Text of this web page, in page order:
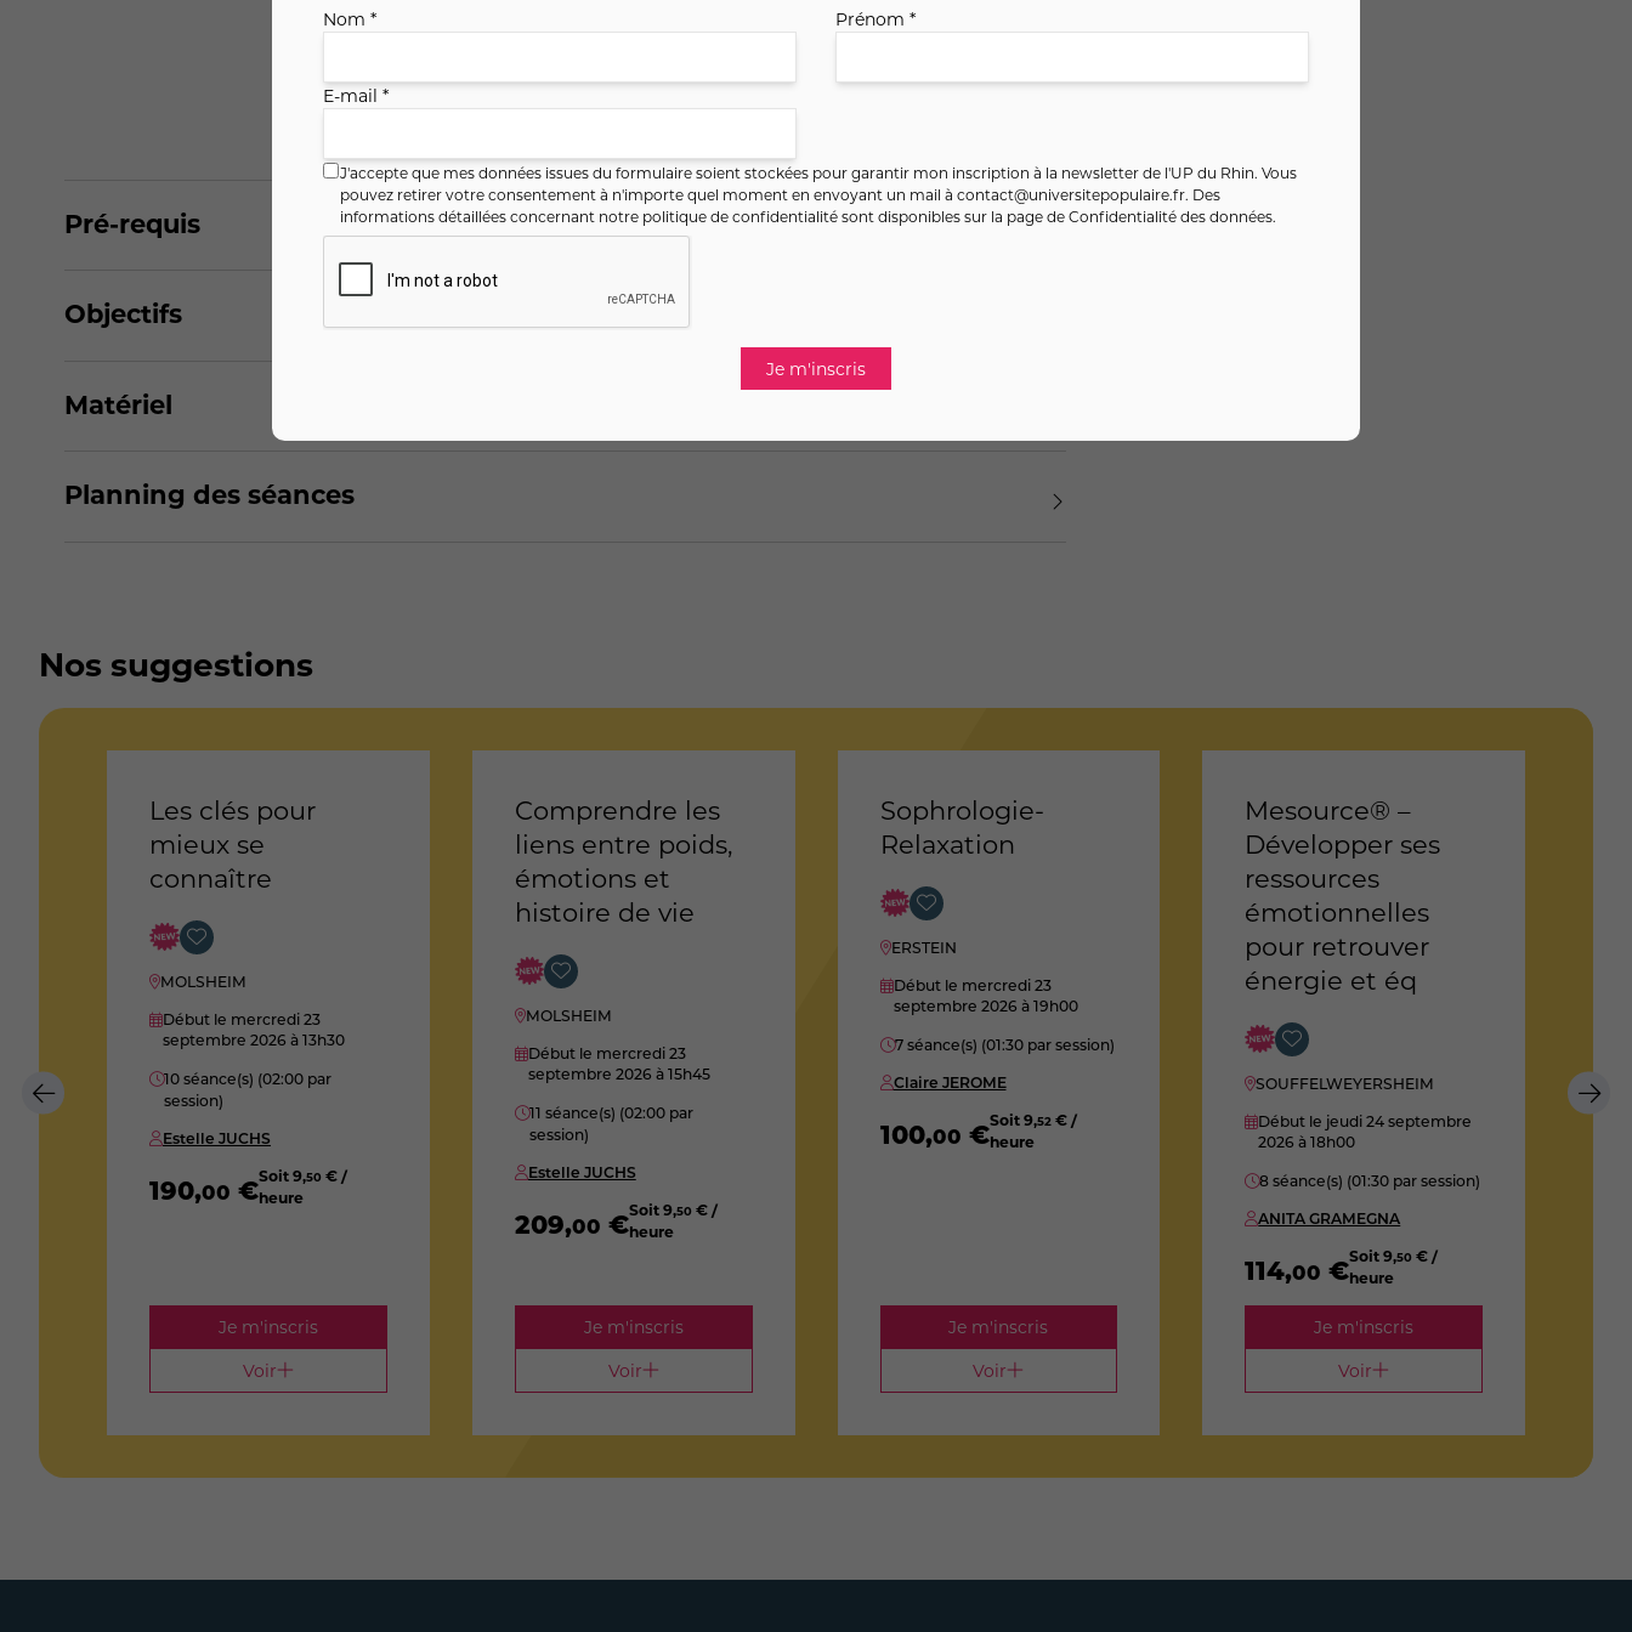
Pré-requis
Objectifs
Matériel
Planning des séances
Nos suggestions
Les clés pour
mieux se
connaître
MOLSHEIM
Début le mercredi 23
septembre 2026 à 13h30
10 séance(s) (02:00 par
session)
Estelle JUCHS
190,00 €Soit9,50 € /
heure
Je m'inscris
Voir
Comprendre les
liens entre poids,
émotions et
histoire de vie
MOLSHEIM
Début le mercredi 23
septembre 2026 à 15h45
11 séance(s) (02:00 par
session)
Estelle JUCHS
209,00 €Soit9,50 € /
heure
Je m'inscris
Voir
Sophrologie-
Relaxation
ERSTEIN
Début le mercredi 23
septembre 2026 à 19h00
7 séance(s) (01:30 par session)
Claire JEROME
100,00 €Soit9,52 € /
heure
Je m'inscris
Voir
Mesource® –
Développer ses
ressources
émotionnelles
pour retrouver
énergie et éq
SOUFFELWEYERSHEIM
Début le jeudi 24 septembre
2026à 18h00
8 séance(s) (01:30 par session)
ANITA GRAMEGNA
114,00 €Soit9,50 € /
heure
Je m'inscris
Voir
Nom * Prénom *
E-mail *
J'accepte que mes données issues du formulaire soient stockées pour garantir mon inscription à la newsletter de l'UP du Rhin. Vous
pouvez retirer votre consentement à n'importe quel moment en envoyant un mail à contact@universitepopulaire.fr. Des
informations détaillées concernant notre politique de confidentialité sont disponibles sur la page deConfidentialité des données.